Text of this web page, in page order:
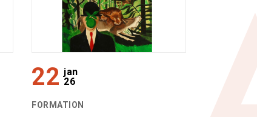
22 jan
26
FORMATION